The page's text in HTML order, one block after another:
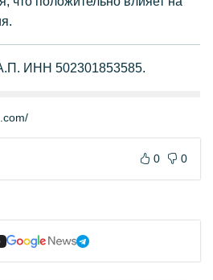
ИНН 502301853585.
0 0